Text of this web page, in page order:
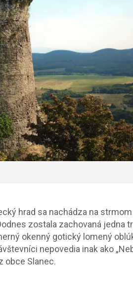
hrad sa nachádza na
zostala zachovaná jedna
okenný gotický lomený
nepovedia inak ako
obce Slanec.